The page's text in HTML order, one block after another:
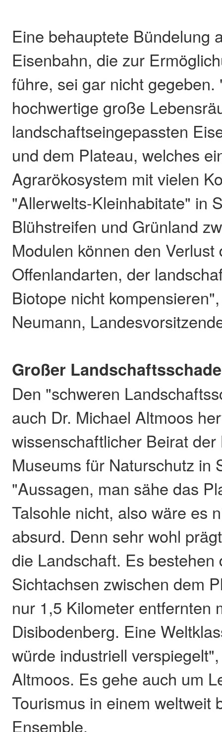
Eine behauptete Bündelung
Eisenbahn, die zur
führe, sei gar nicht gegeben.
hochwertige große
landschaftseingepassten
und dem Plateau, welches
Agrarökosystem mit vielen
"Allerwelts-Kleinhabitate" in
Blühstreifen und Grünland
Modulen können den
Offenlandarten, der
Biotope nicht
Neumann,
Großer
Den "schweren
auch Dr. Michael Altmoos
wissenschaftlicher Beirat
Museums für Naturschutz in
"Aussagen, man sähe das
Talsohle nicht, also wäre es
absurd. Denn sehr wohl
die Landschaft. Es bestehen
Sichtachsen zwischen dem
nur 1,5 Kilometer entfernten
Disibodenberg. Eine
würde industriell
Altmoos. Es gehe auch um
Tourismus in einem weltweit
Ensemble.